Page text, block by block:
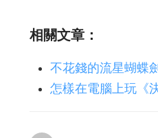
相關文章：
不花錢的流星蝴蝶
怎樣在電腦上玩《